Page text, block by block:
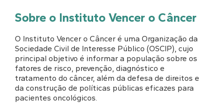
Sobre o Instituto Vencer o Câncer
O Instituto Vencer o Câncer é uma Organização da
Sociedade Civil de Interesse Público (OSCIP), cujo
principal objetivo é informar a população sobre os
fatores de risco, prevenção, diagnóstico e
tratamento do câncer, além da defesa de direitos e
da construção de políticas públicas eficazes para
pacientes oncológicos.